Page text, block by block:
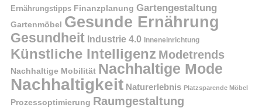
Ernährungstipps Finanzplanung Gartengestaltung
Gartenmöbel Gesunde Ernährung
Gesundheit Industrie 4.0 Inneneinrichtung
Künstliche Intelligenz Modetrends
Nachhaltige Mobilität Nachhaltige Mode
Nachhaltigkeit Naturerlebnis Platzsparende Möbel
Prozessoptimierung Raumgestaltung